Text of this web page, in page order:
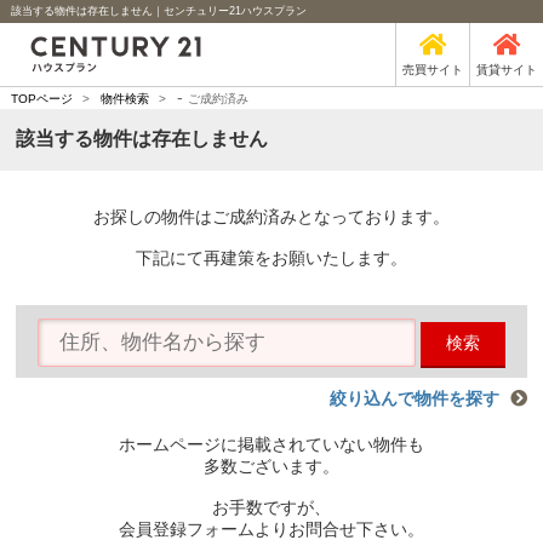
該当する物件は存在しません｜センチュリー21ハウスプラン
売買サイト 賃貸サイト
TOPページ > 物件検索 > - ご成約済み
該当する物件は存在しません
お探しの物件はご成約済みとなっております。
下記にて再建策をお願いたします。
検索
絞り込んで物件を探す
ホームページに掲載されていない物件も
多数ございます。
お手数ですが、
会員登録フォームよりお問合せ下さい。